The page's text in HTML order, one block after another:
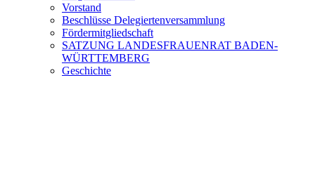
Vorstand
Beschlüsse Delegiertenversammlung
Fördermitgliedschaft
SATZUNG LANDESFRAUENRAT BADEN-
WÜRTTEMBERG
Geschichte